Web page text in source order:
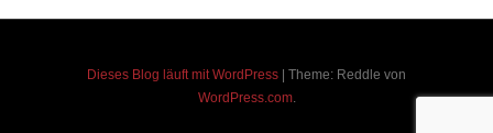
Dieses Blog läuft mit WordPress
Theme: Reddle von
WordPress.com.